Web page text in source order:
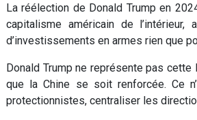
La réélection de Donald Trump en
capitalisme américain de
d’investissements en armes rien que
Donald Trump ne représente pas
que la Chine se soit renforcée. Ce
protectionnistes, centraliser les